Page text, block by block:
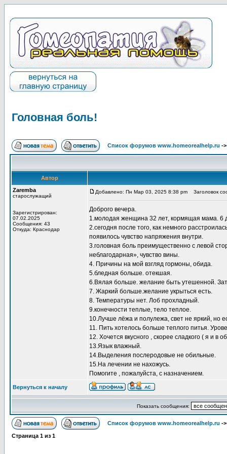
Головная боль!
Список форумов www.homeorealhelp.ru -
Автор
Zaremba
старослужащий
Зарегистрирован:
07.02.2025
Сообщения: 43
Откуда: Краснодар
Добавлено: Пн Мар 03, 2025 8:38 pm Заголовок
Доброго вечера.
1.молодая женщина 32 лет, кормящая мама. 6
2.сегодня после того, как немного
появилось чувство напряжения внутри.
3.головная боль преимущественно с левой
неблагодарная», чувство вины.
4. Причины на мой взгляд гормоны, обида.
5.бледная больше. отекшая.
6.Вялая больше. желание быть утешенной.
7. Жаркий больше.желание укрыться есть.
8. Температуры нет. Лоб прохладный.
9.конечности теплые, тело теплое.
10.Лучше лёжа и полулежа, свет не яркий, но
11. Пить хотелось больше теплого питья.
12. Хочется вкусного , скорее сладкого ( я и в
13.Язык влажный.
14.Выделения послеродовые не обильные.
15.На лечении не нахожусь.
Помогите , пожалуйста, с назначением.
Вернуться к началу
Показать сообщения:
Список форумов www.homeorealhelp.ru -
Страница 1 из 1